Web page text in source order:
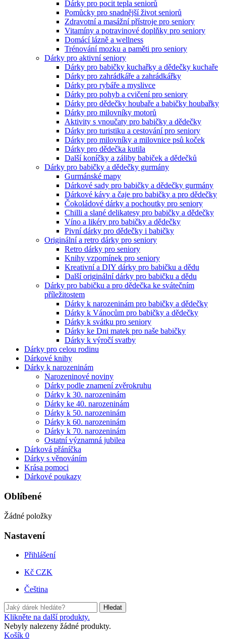
Dárky pro pocit tepla seniorů
Pomůcky pro snadnější život seniorů
Zdravotní a masážní přístroje pro seniory
Vitamíny a potravinové doplňky pro seniory
Domácí lázně a wellness
Trénování mozku a paměti pro seniory
Dárky pro aktivní seniory
Dárky pro babičky kuchařky a dědečky kuchaře
Dárky pro zahrádkáře a zahrádkářky
Dárky pro rybáře a myslivce
Dárky pro pohyb a cvičení pro seniory
Dárky pro dědečky houbaře a babičky houbařky
Dárky pro milovníky motorů
Aktivity s vnoučaty pro babičky a dědečky
Dárky pro turistiku a cestování pro seniory
Dárky pro milovníky a milovnice psů koček
Dárky pro dědečka kutila
Další koníčky a záliby babiček a dědečků
Dárky pro babičky a dědečky gurmány
Gurmánské mapy
Dárkové sady pro babičky a dědečky gurmány
Dárkové kávy a čaje pro babičky a pro dědečky
Čokoládové dárky a pochoutky pro seniory
Chilli a slané delikatesy pro babičky a dědečky
Víno a likéry pro babičky a dědečky
Pivní dárky pro dědečky i babičky
Originální a retro dárky pro seniory
Retro dárky pro seniory
Knihy vzpomínek pro seniory
Kreativní a DIY dárky pro babičku a dědu
Další originální dárky pro babičku a dědu
Dárky pro babičku a pro dědečka ke svátečním
příležitostem
Dárky k narozeninám pro babičky a dědečky
Dárky k Vánocům pro babičky a dědečky
Dárky k svátku pro seniory
Dárky ke Dni matek pro naše babičky
Dárky k výročí svatby
Dárky pro celou rodinu
Dárkové knihy
Dárky k narozeninám
Narozeninové noviny
Dárky podle znamení zvěrokruhu
Dárky k 30. narozeninám
Dárky ke 40. narozeninám
Dárky k 50. narozeninám
Dárky k 60. narozeninám
Dárky k 70. narozeninám
Ostatní významná jubilea
Dárková přáníčka
Dárky s věnováním
Krása pomoci
Dárkové poukazy
Oblíbené
Žádné položky
Nastavení
Přihlášení
Kč CZK
Čeština
Hledat
Klikněte na další produkty.
Nebyly nalezeny žádné produkty.
Košík 0